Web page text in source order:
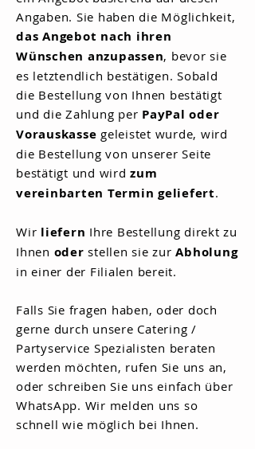
Angaben. Sie haben die Möglichkeit,
das Angebot nach ihren
Wünschen anzupassen, bevor sie
es letztendlich bestätigen. Sobald
die Bestellung von Ihnen bestätigt
und die Zahlung per PayPal oder
Vorauskasse geleistet wurde, wird
die Bestellung von unserer Seite
bestätigt und wirdzum
vereinbarten Termin geliefert.
Wir liefern Ihre Bestellung direkt zu
Ihnen oder stellen sie zurAbholung
in einer der Filialen bereit.
Falls Sie fragen haben, oder doch
gerne durch unsere Catering /
Partyservice Spezialisten beraten
werden möchten, rufen Sie uns an,
oder schreiben Sie uns einfach über
WhatsApp. Wir melden uns so
schnell wie möglich bei Ihnen.